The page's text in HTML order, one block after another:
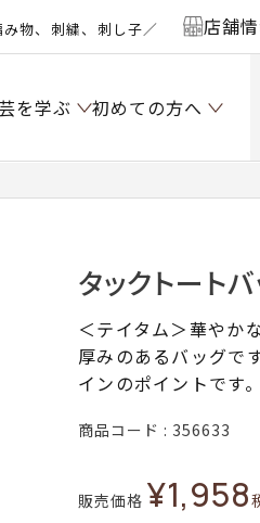
物、刺繍、刺し子／ 店舗
を学ぶ 初めての方へ
タックトート
＜テイタム＞華やか
厚みのあるバッグで
インのポイントです
商品コード 356633
販売価格 ¥1,958